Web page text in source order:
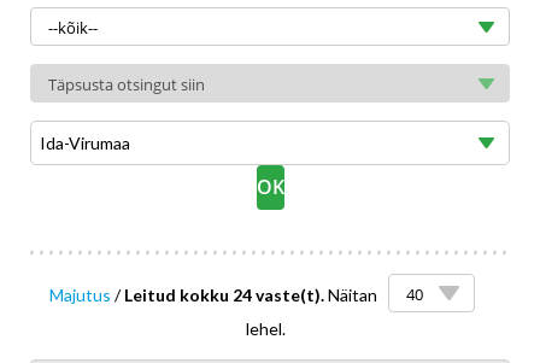
Ida-Virumaa
Majutus /Leitud kokku 24 vaste(t).Näitan
lehel.